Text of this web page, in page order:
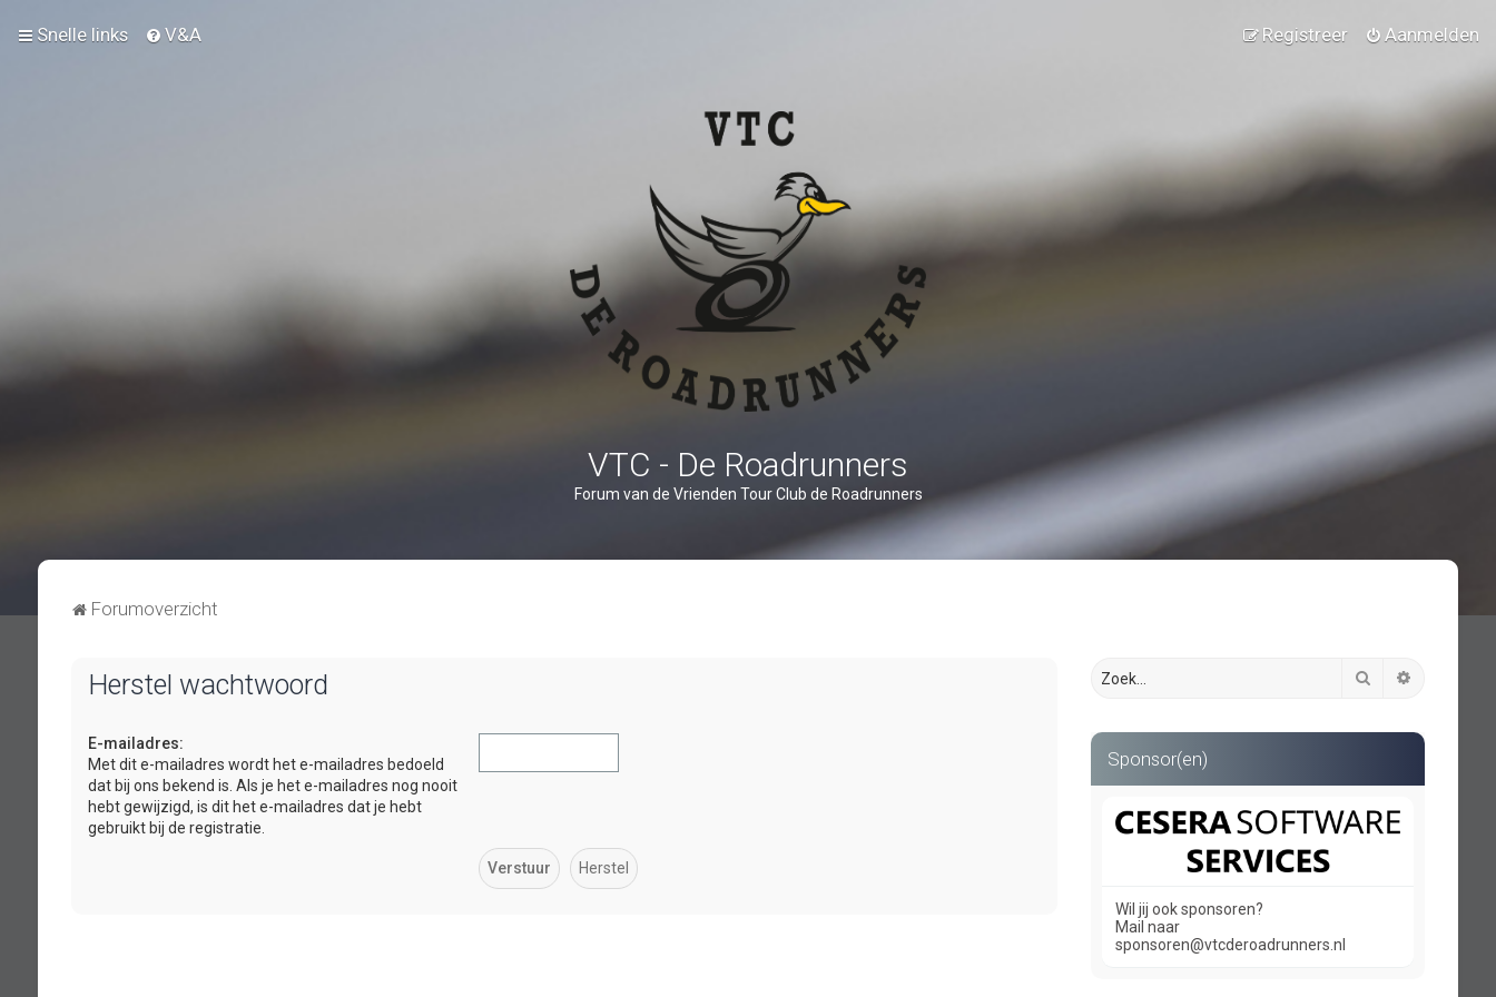
Snelle links V&A Aanmelden
Registreer
VTC - De Roadrunners
Forum van de Vrienden Tour Club de Roadrunners
Forumoverzicht
Herstel wachtwoord
E-mailadres:
Met dit e-mailadres wordt het e-mailadres bedoeld
dat bij ons bekend is. Als je het e-mailadres nog nooit
hebt gewijzigd, is dit het e-mailadres dat je hebt
gebruikt bij de registratie.
Zoek
Sponsor(en)
Wil jij ook sponsoren?
Mail naar
sponsoren@vtcderoadrunners.nl